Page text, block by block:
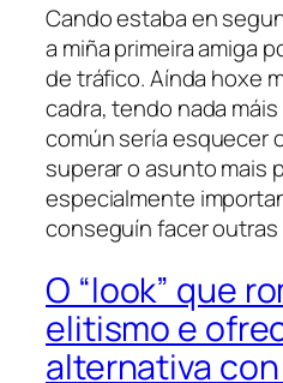
Cando estaba en
a miña primeira amiga
de tráfico. Aínda hoxe
cadra, tendo nada
común sería esquecer
superar o asunto mais
especialmente
conseguín facer outras
O “look” que
elitismo e
alternativa